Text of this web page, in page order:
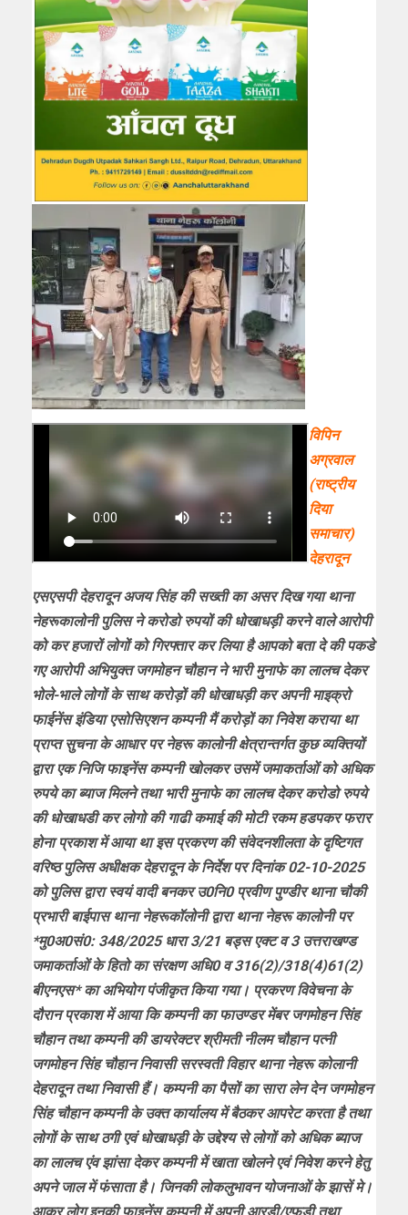
विपिन
अग्रवाल
(राष्ट्रीय
दिया
समाचार)
देहरादून
एसएसपी देहरादून अजय सिंह की सख्ती का असर दिख गया थाना
नेहरूकालोनी पुलिस ने करोडो रुपयों की धोखाधड़ी करने वाले आरोपी
को कर हजारों लोगों को गिरफ्तार कर लिया है आपको बता दे की पकडे
गए आरोपी अभियुक्त जगमोहन चौहान ने भारी मुनाफे का लालच देकर
भोले-भाले लोगों के साथ करोड़ों की धोखाधड़ी कर अपनी माइक्रो
फाईनेंस इंडिया एसोसिएशन कम्पनी मैं करोड़ों का निवेश कराया था
प्राप्त सुचना के आधार पर नेहरू कालोनी क्षेत्रान्तर्गत कुछ व्यक्तियों
द्वारा एक निजि फाइनेंस कम्पनी खोलकर उसमें जमाकर्ताओं को अधिक
रुपये का ब्याज मिलने तथा भारी मुनाफे का लालच देकर करोडो रुपये
की धोखाधडी कर लोगो की गाढी कमाई की मोटी रकम हडपकर फरार
होना प्रकाश में आया था इस प्रकरण की संवेदनशीलता के दृष्टिगत
वरिष्ठ पुलिस अधीक्षक देहरादून के निर्देश पर दिनांक 02-10-2025
को पुलिस द्वारा स्वयं वादी बनकर उ0नि0 प्रवीण पुण्डीर थाना चौकी
प्रभारी बाईपास थाना नेहरूकॉलोनी द्वारा थाना नेहरू कालोनी पर
*मु0अ0सं0: 348/2025 धारा 3/21 बड्स एक्ट व 3 उत्तराखण्ड
जमाकर्ताओं के हितो का संरक्षण अधि0 व 316(2)/318(4)61(2)
बीएनएस* का अभियोग पंजीकृत किया गया। प्रकरण विवेचना के
दौरान प्रकाश में आया कि कम्पनी का फाउण्डर मेंबर जगमोहन सिंह
चौहान तथा कम्पनी की डायरेक्टर श्रीमती नीलम चौहान पत्नी
जगमोहन सिंह चौहान निवासी सरस्वती विहार थाना नेहरू कोलानी
देहरादून तथा निवासी हैं। कम्पनी का पैसों का सारा लेन देन जगमोहन
सिंह चौहान कम्पनी के उक्त कार्यालय में बैठकर आपरेट करता है तथा
लोगों के साथ ठगी एवं धोखाधड़ी के उद्देश्य से लोगों को अधिक ब्याज
का लालच एंव झांसा देकर कम्पनी में खाता खोलने एवं निवेश करने हेतु
अपने जाल में फंसाता है। जिनकी लोकलुभावन योजनाओं के झासें मे।
आकर लोग इनकी फाइनेंस कम्पनी में अपनी आरडी/एफडी तथा